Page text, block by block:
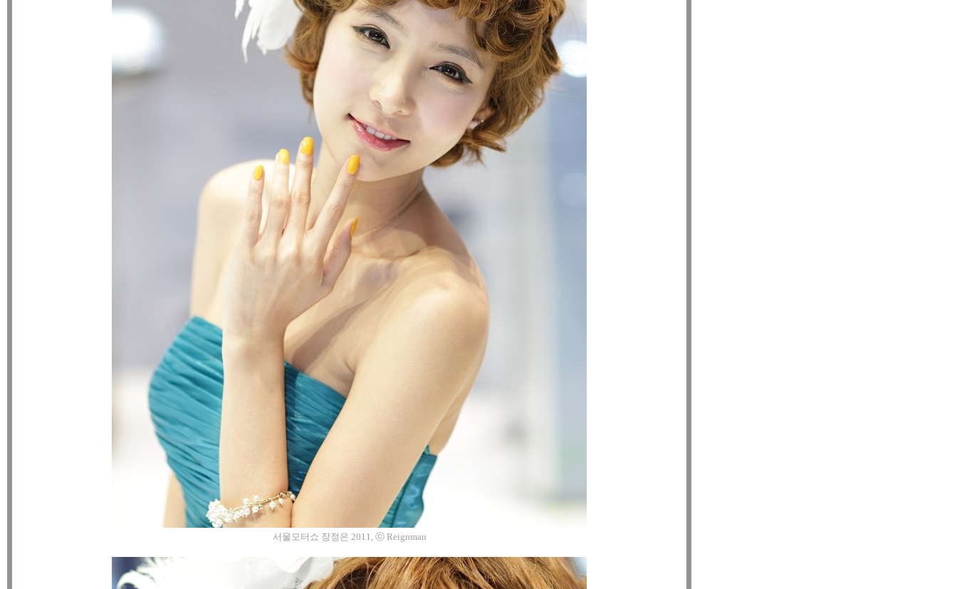
서울모터쇼 장정은 2011, ⓒ Reignman